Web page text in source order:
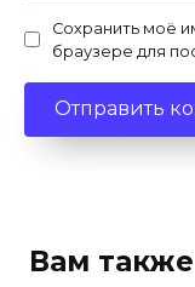
Сохранить моё
браузере для
Вам